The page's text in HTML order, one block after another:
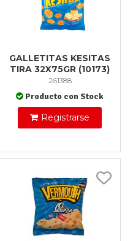
GALLETITAS KESITAS
TIRA 32X75GR (10173)
261388
Producto con Stock
Registrarse